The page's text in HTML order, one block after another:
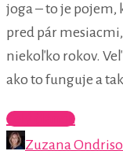
joga – to je pojem,
pred pár
niekoľko rokov.
ako to funguje a
Celý článok
Zuzana